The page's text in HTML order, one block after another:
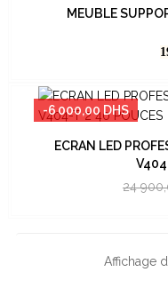
MEUBLE
-6 000,00 DHS
ECRAN LED
Prix
24
Affichage